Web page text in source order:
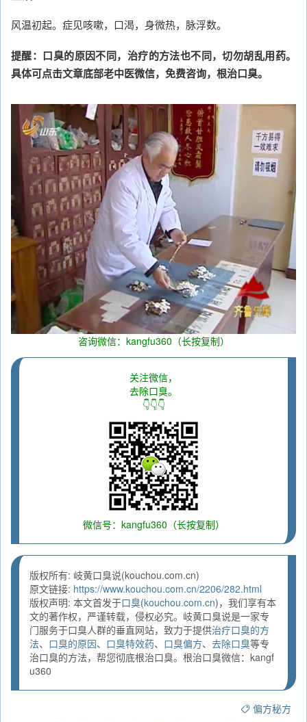
风温初起。症见咳嗽，口渴，身微热，脉浮数。
提醒：口臭的原因不同，治疗的方法也不同，切勿胡乱用药。
具体可点击文章底部老中医微信，免费咨询，根治口臭。
咨询微信：kangfu360（长按复制）
关注微信，
去除口臭。
👇👇👇
微信号：kangfu360（长按复制）
版权所有: 岐黄口臭说(kouchou.com.cn)
原文链接: https://www.kouchou.com.cn/2206/282.html
版权声明: 本文首发于口臭(kouchou.com.cn)，我们享有本
文的著作权，严谨转载，侵权必究。岐黄口臭说是一家专
门服务于口臭人群的垂直网站，致力于提供治疗口臭的方
法、 口臭的原因、 口臭特效药、 口臭偏方、 去除口臭等专
治口臭的方法，帮您彻底根治口臭。根治口臭微信：kangf
u360
偏方秘方